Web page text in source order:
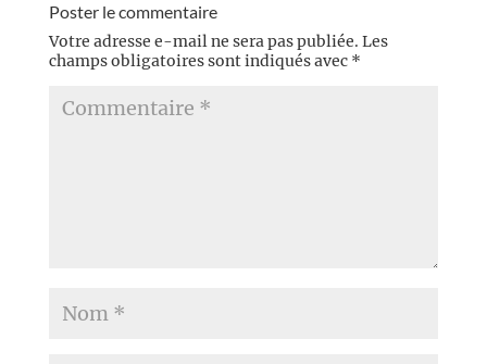
Poster le commentaire
Votre adresse e-mail ne sera pas publiée. Les
champs obligatoires sont indiqués avec *